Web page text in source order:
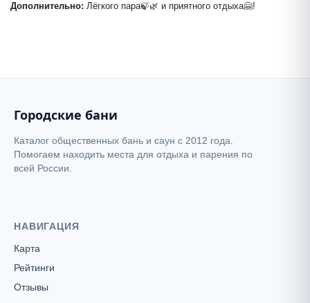
Дополнительно: Лёгкого пара🍃🌿 и приятного отдыха🤗!
Городские бани
Каталог общественных бань и саун с 2012 года.
Помогаем находить места для отдыха и парения по
всей России.
НАВИГАЦИЯ
Карта
Рейтинги
Отзывы